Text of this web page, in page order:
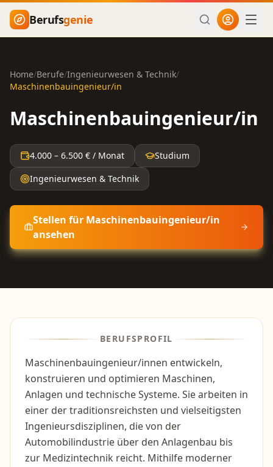
Zum Hauptinhalt springen
Berufsgenie
Home/Berufe/Ingenieurwesen & Technik/
Maschinenbauingenieur/in
Maschinenbauingenieur/in
4.000 – 6.500 € / Monat
Studium
Ingenieurwesen & Technik
Stellen für Maschinenbauingenieur/in
ansehen
BERUFSPROFIL
Maschinenbauingenieur/innen entwickeln,
konstruieren und optimieren Maschinen,
Anlagen und technische Systeme. Sie arbeiten in
einer der traditionsreichsten und vielseitigsten
Ingenieursdisziplinen, die von der
Automobilindustrie über den Anlagenbau bis
zur Medizintechnik reicht. Mithilfe moderner